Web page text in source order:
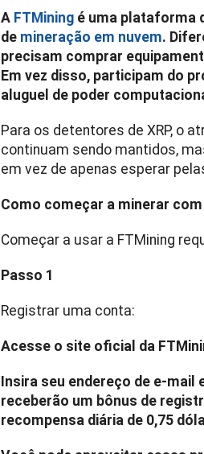
A FTMining é uma plataforma
de mineração em nuvem.
precisam comprar
Em vez disso, participam do
aluguel de poder
Para os detentores de XRP, o
continuam sendo mantidos,
em vez de apenas esperar
Como começar a minerar com
Começar a usar a FTMining
Passo 1
Registrar uma conta:
Acesse o site oficial da
Insira seu endereço de e-
receberão um bônus de
recompensa diária de 0,75